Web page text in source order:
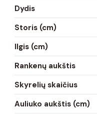
Dydis
Storis (cm)
Ilgis (cm)
Rankenų aukštis
Skyrelių skaičius
Auliuko aukštis (cm)